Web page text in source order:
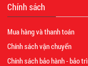
Chính sách
Mua hàng và thanh toán
Chính sách vận chuyển
Chính sách bảo hành - bảo trì